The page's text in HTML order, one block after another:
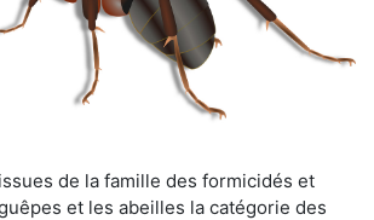
de la famille des formicidés et
et les abeilles la catégorie des